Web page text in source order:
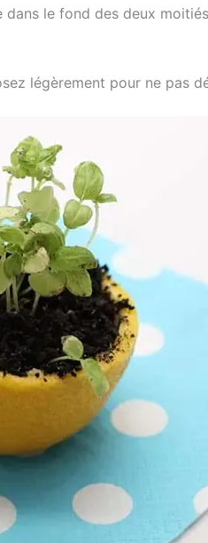
le fond des deux
légèrement pour ne pas